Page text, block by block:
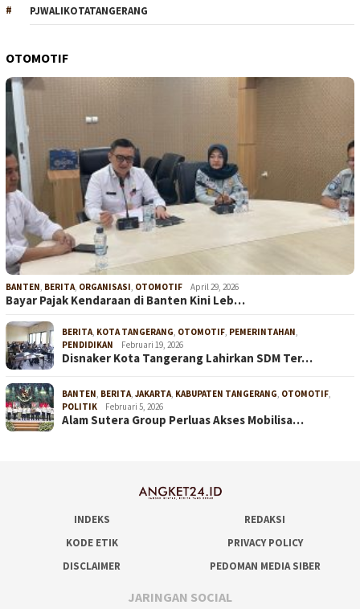
PJWALIKOTATANGERANG
OTOMOTIF
BANTEN BERITA ORGANISASI OTOMOTIF April 29, 2026
Bayar Pajak Kendaraan di Banten Kini Leb…
BERITA KOTA TANGERANG OTOMOTIF PEMERINTAHAN
PENDIDIKAN
Februari 19, 2026
Disnaker Kota Tangerang Lahirkan SDM Ter…
BANTEN BERITA JAKARTA KABUPATEN TANGERANG OTOMOTIF
POLITIK
Februari 5, 2026
Alam Sutera Group Perluas Akses Mobilisa…
INDEKS
REDAKSI
KODE ETIK
PRIVACY POLICY
DISCLAIMER
PEDOMAN MEDIA SIBER
JARINGAN SOCIAL